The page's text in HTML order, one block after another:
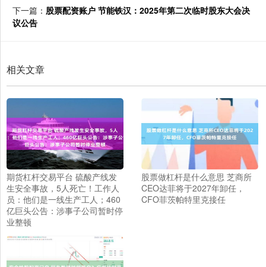
下一篇： 股票配资账户 节能铁汉：2025年第二次临时股东大会决
议公告
相关文章
期货杠杆交易平台 硫酸产线发
生安全事故，5人死亡！工作人
员：他们是一线生产工人；460
亿巨头公告：涉事子公司暂时停
业整顿
股票做杠杆是什么意思 芝商所
CEO达菲将于2027年卸任，
CFO菲茨帕特里克接任